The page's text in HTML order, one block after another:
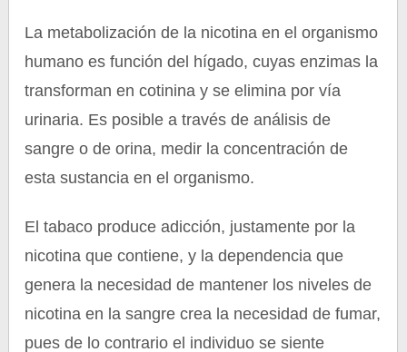
La metabolización de la nicotina en el organismo
humano es función del hígado, cuyas enzimas la
transforman en cotinina y se elimina por vía
urinaria. Es posible a través de análisis de
sangre o de orina, medir la concentración de
esta sustancia en el organismo.
El tabaco produce adicción, justamente por la
nicotina que contiene, y la dependencia que
genera la necesidad de mantener los niveles de
nicotina en la sangre crea la necesidad de fumar,
pues de lo contrario el individuo se siente